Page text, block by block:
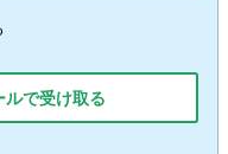
で受け取る